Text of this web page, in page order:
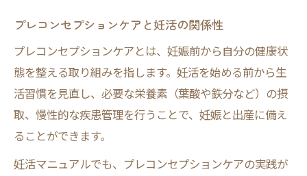
プレコンセプションケアと妊活の関係性
プレコンセプションケアとは、妊娠前から自分の健康状
態を整える取り組みを指します。妊活を始める前から生
活習慣を見直し、必要な栄養素（葉酸や鉄分など）の摂
取、慢性的な疾患管理を行うことで、妊娠と出産に備え
ることができます。
妊活マニュアルでも、プレコンセプションケアの実践が